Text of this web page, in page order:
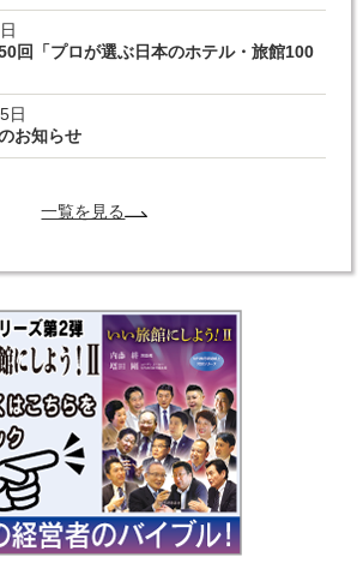
回「プロが選ぶ日本のホテル・旅館100
日
お知らせ
一覧を見る